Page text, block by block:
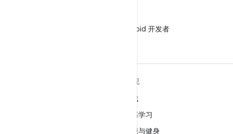
在微信中关注 Android 开发者
发现
游戏
机器学习
健康与健身